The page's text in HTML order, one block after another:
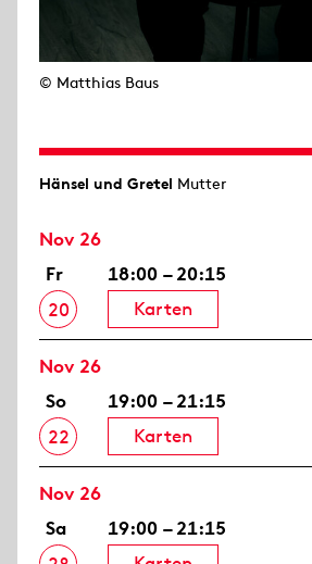
© Matthias Baus
Hänsel und Gretel Mutter
Nov 26
Fr
20
18:00 – 20:15
Karten
Nov 26
So
22
19:00 – 21:15
Karten
Nov 26
Sa
19:00 – 21:15